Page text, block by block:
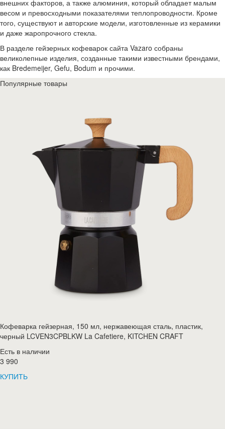
внешних факторов, а также алюминия, который обладает малым
весом и превосходными показателями теплопроводности. Кроме
того, существуют и авторские модели, изготовленные из керамики
и даже жаропрочного стекла.
В разделе гейзерных кофеварок сайта Vazaro собраны
великолепные изделия, созданные такими известными брендами,
как Bredemeijer, Gefu, Bodum и прочими.
Популярные товары
Кофеварка гейзерная, 150 мл, нержавеющая сталь, пластик,
черный LCVEN3CPBLKW La Cafetiere, KITCHEN CRAFT
Есть в наличии
3 990
КУПИТЬ